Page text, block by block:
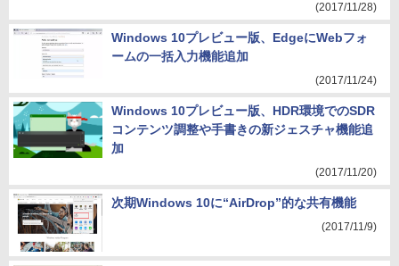
(2017/11/28)
Windows 10プレビュー版、EdgeにWebフォ
ームの一括入力機能追加
(2017/11/24)
Windows 10プレビュー版、HDR環境でのSDR
コンテンツ調整や手書きの新ジェスチャ機能追
加
(2017/11/20)
次期Windows 10に“AirDrop”的な共有機能
(2017/11/9)